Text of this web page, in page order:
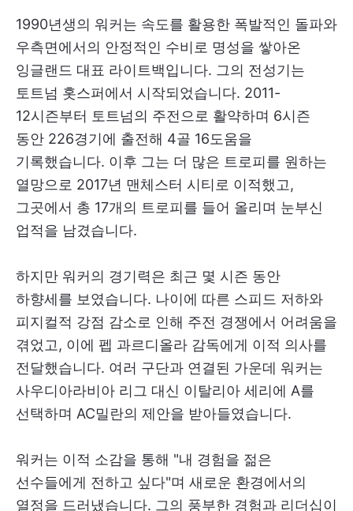
1990년생의 워커는 속도를 활용한 폭발적인 돌파와
우측면에서의 안정적인 수비로 명성을 쌓아온
잉글랜드 대표 라이트백입니다. 그의 전성기는
토트넘 홋스퍼에서 시작되었습니다. 2011-
12시즌부터 토트넘의 주전으로 활약하며 6시즌
동안 226경기에 출전해 4골 16도움을
기록했습니다. 이후 그는 더 많은 트로피를 원하는
열망으로 2017년 맨체스터 시티로 이적했고,
그곳에서 총 17개의 트로피를 들어 올리며 눈부신
업적을 남겼습니다.
하지만 워커의 경기력은 최근 몇 시즌 동안
하향세를 보였습니다. 나이에 따른 스피드 저하와
피지컬적 강점 감소로 인해 주전 경쟁에서 어려움을
겪었고, 이에 펩 과르디올라 감독에게 이적 의사를
전달했습니다. 여러 구단과 연결된 가운데 워커는
사우디아라비아 리그 대신 이탈리아 세리에 A를
선택하며 AC밀란의 제안을 받아들였습니다.
워커는 이적 소감을 통해 "내 경험을 젊은
선수들에게 전하고 싶다"며 새로운 환경에서의
열정을 드러냈습니다. 그의 풍부한 경험과 리더십이